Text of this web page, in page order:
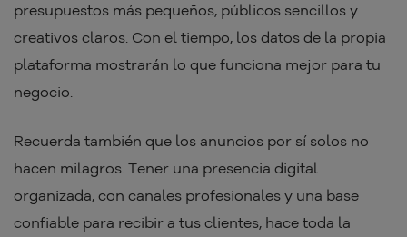
presupuestos más pequeños, públicos sencillos y
creativos claros. Con el tiempo, los datos de la propia
plataforma mostrarán lo que funciona mejor para tu
negocio.
Recuerda también que los anuncios por sí solos no
hacen milagros. Tener una presencia digital
organizada, con canales profesionales y una base
confiable para recibir a tus clientes, hace toda la